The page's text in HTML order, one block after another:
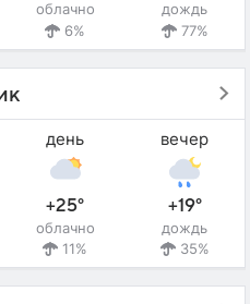
облачно
6%
дождь
77%
день
+25°
облачно
11%
вечер
+19°
дождь
35%